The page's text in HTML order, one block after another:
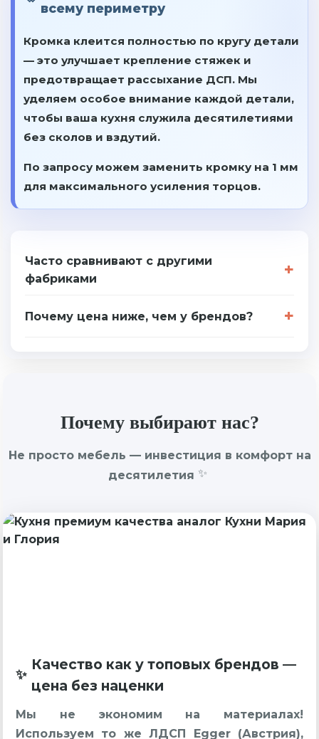
всему периметру
Кромка клеится полностью по кругу детали
— это улучшает крепление стяжек и
предотвращает рассыхание ДСП. Мы
уделяем особое внимание каждой детали,
чтобы ваша кухня служила десятилетиями
без сколов и вздутий.
По запросуможем заменить кромку на 1 мм
для максимального усиления торцов.
Часто сравнивают с другими
фабриками
Почему цена ниже, чем у брендов?
Почему выбирают нас?
Не просто мебель — инвестиция в комфорт на
десятилетия
Качество как у топовых брендов —
цена без наценки
Мы не экономим на материалах!
Используем то же ЛДСП Egger (Австрия),